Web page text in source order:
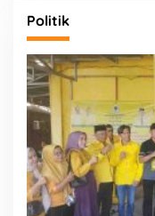
Politik